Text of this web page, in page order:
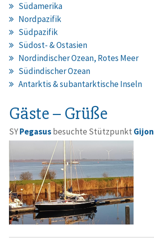
Südamerika
Nordpazifik
Südpazifik
Südost- & Ostasien
Nordindischer Ozean, Rotes Meer
Südindischer Ozean
Antarktis & subantarktische Inseln
Gäste – Grüße
SYPegasusbesuchte Stützpunkt Gijon